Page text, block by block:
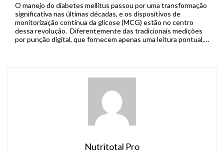
O manejo do diabetes mellitus passou por uma transformação
significativa nas últimas décadas, e os dispositivos de
monitorização contínua da glicose (MCG) estão no centro
dessa revolução. Diferentemente das tradicionais medições
por punção digital, que fornecem apenas uma leitura pontual,
Nutritotal Pro